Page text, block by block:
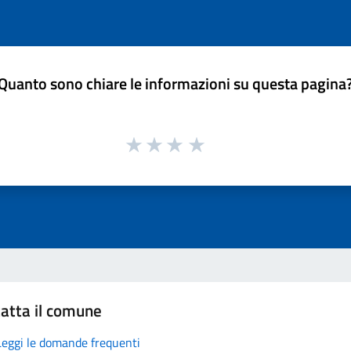
sono chiare le informazioni su questa
il comune
le domande frequenti